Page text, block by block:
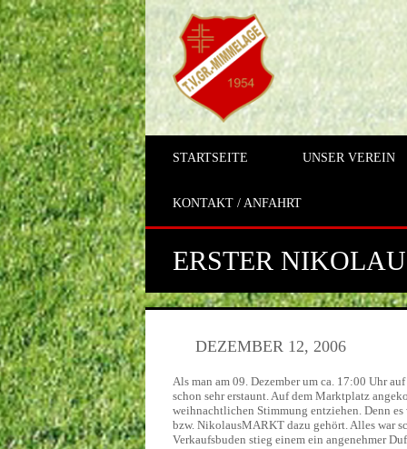
STARTSEITE UNSER VEREIN
KONTAKT / ANFAHRT
ERSTER
DEZEMBER 12, 2006
Als man am 09. Dezember um ca. 17:00 Uhr
schon sehr erstaunt. Auf dem Marktplatz
weihnachtlichen Stimmung entziehen. Denn
bzw. NikolausMARKT dazu gehört. Alles war
Verkaufsbuden stieg einem ein angenehmer